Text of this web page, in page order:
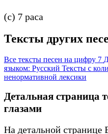
(c) 7 раса
Тексты других
Все тексты песен на цифру 7
языком: Русский Тексты с
ненормативной лексики
Детальная страница
глазами
На детальной